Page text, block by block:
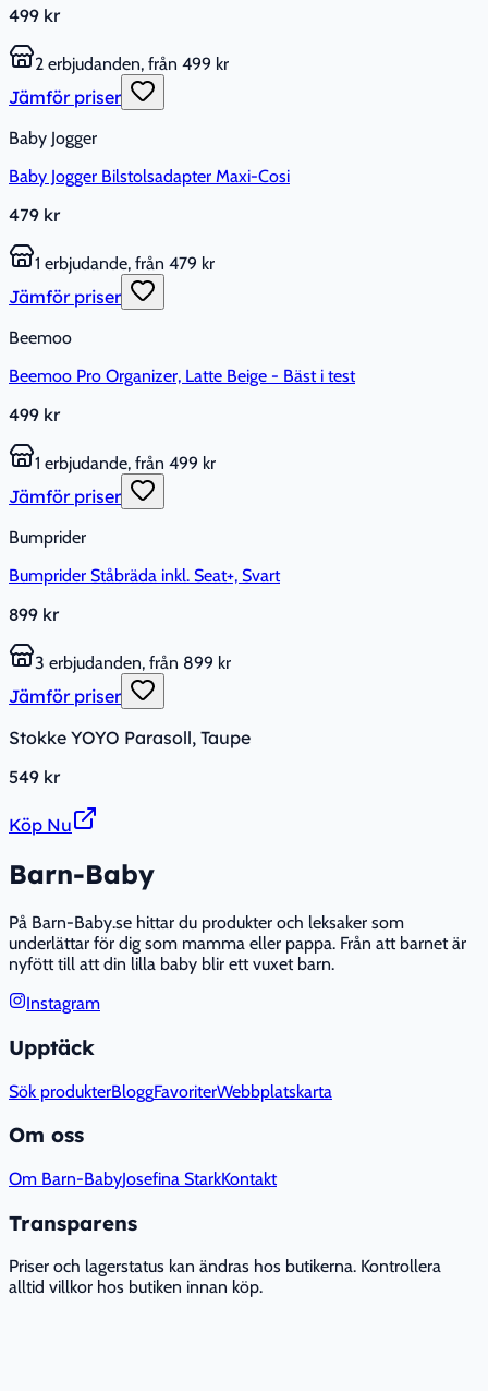
499 kr
2 erbjudanden, från 499 kr
Jämför priser
Baby Jogger
Baby Jogger Bilstolsadapter Maxi-Cosi
479 kr
1 erbjudande, från 479 kr
Jämför priser
Beemoo
Beemoo Pro Organizer, Latte Beige - Bäst i test
499 kr
1 erbjudande, från 499 kr
Jämför priser
Bumprider
Bumprider Ståbräda inkl. Seat+, Svart
899 kr
3 erbjudanden, från 899 kr
Jämför priser
Stokke YOYO Parasoll, Taupe
549 kr
Köp Nu
Barn-Baby
På Barn-Baby.se hittar du produkter och leksaker som
underlättar för dig som mamma eller pappa. Från att barnet är
nyfött till att din lilla baby blir ett vuxet barn.
Instagram
Upptäck
Sök produkterBloggFavoriterWebbplatskarta
Om oss
Om Barn-BabyJosefina StarkKontakt
Transparens
Priser och lagerstatus kan ändras hos butikerna. Kontrollera
alltid villkor hos butiken innan köp.